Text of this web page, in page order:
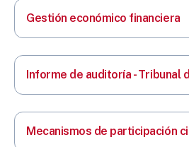
Gestión económico financiera
Informe de auditoría - Tribunal
Mecanismos de participación